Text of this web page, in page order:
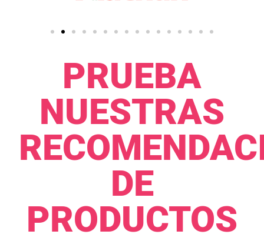
PRUEBA
NUESTRAS
DE
PRODUCTOS